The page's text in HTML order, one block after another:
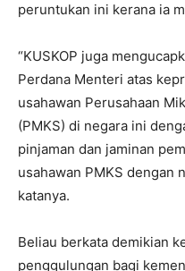
peruntukan ini kerana ia
“KUSKOP juga
Perdana Menteri atas
usahawan Perusahaan
(PMKS) di negara ini
pinjaman dan jaminan
usahawan PMKS dengan
katanya.
Beliau berkata demikian
penggulungan bagi